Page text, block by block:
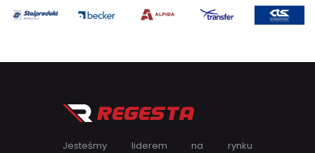
Jesteśmy liderem na rynku